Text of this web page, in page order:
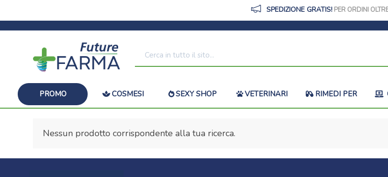
SPEDIZIONE GRATIS! PER ORDINI
PROMO COSMESI SEXY SHOP VETERINARI RIMEDI PER
Nessun prodotto corrispondente alla tua ricerca.